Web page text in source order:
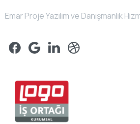
Emar Proje Yazılım ve Danışmanlık